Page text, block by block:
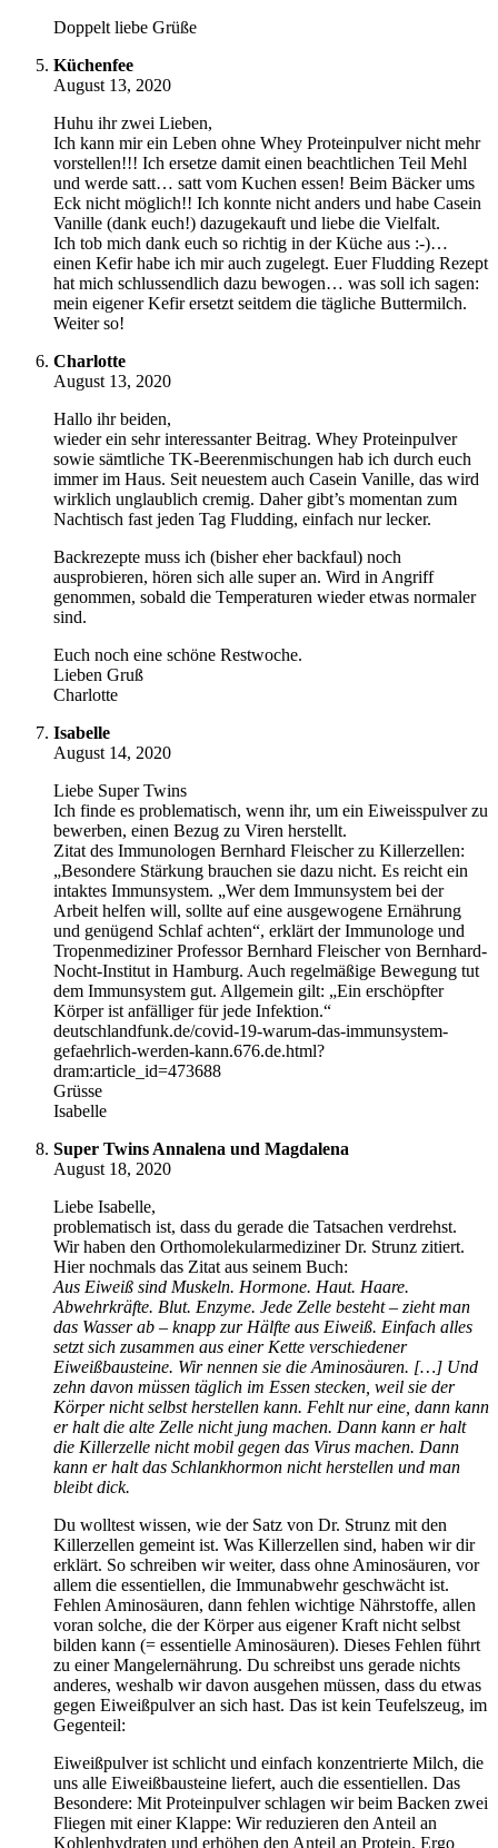
Doppelt liebe Grüße
Küchenfee
August 13, 2020
Huhu ihr zwei Lieben,
Ich kann mir ein Leben ohne Whey Proteinpulver nicht mehr
vorstellen!!! Ich ersetze damit einen beachtlichen Teil Mehl
und werde satt… satt vom Kuchen essen! Beim Bäcker ums
Eck nicht möglich!! Ich konnte nicht anders und habe Casein
Vanille (dank euch!) dazugekauft und liebe die Vielfalt.
Ich tob mich dank euch so richtig in der Küche aus :-)…
einen Kefir habe ich mir auch zugelegt. Euer Fludding Rezept
hat mich schlussendlich dazu bewogen… was soll ich sagen:
mein eigener Kefir ersetzt seitdem die tägliche Buttermilch.
Weiter so!
Charlotte
August 13, 2020
Hallo ihr beiden,
wieder ein sehr interessanter Beitrag. Whey Proteinpulver
sowie sämtliche TK-Beerenmischungen hab ich durch euch
immer im Haus. Seit neuestem auch Casein Vanille, das wird
wirklich unglaublich cremig. Daher gibt’s momentan zum
Nachtisch fast jeden Tag Fludding, einfach nur lecker.
Backrezepte muss ich (bisher eher backfaul) noch
ausprobieren, hören sich alle super an. Wird in Angriff
genommen, sobald die Temperaturen wieder etwas normaler
sind.
Euch noch eine schöne Restwoche.
Lieben Gruß
Charlotte
Isabelle
August 14, 2020
Liebe Super Twins
Ich finde es problematisch, wenn ihr, um ein Eiweisspulver zu
bewerben, einen Bezug zu Viren herstellt.
Zitat des Immunologen Bernhard Fleischer zu Killerzellen:
„Besondere Stärkung brauchen sie dazu nicht. Es reicht ein
intaktes Immunsystem. „Wer dem Immunsystem bei der
Arbeit helfen will, sollte auf eine ausgewogene Ernährung
und genügend Schlaf achten“, erklärt der Immunologe und
Tropenmediziner Professor Bernhard Fleischer von Bernhard-
Nocht-Institut in Hamburg. Auch regelmäßige Bewegung tut
dem Immunsystem gut. Allgemein gilt: „Ein erschöpfter
Körper ist anfälliger für jede Infektion.“
deutschlandfunk.de/covid-19-warum-das-immunsystem-
gefaehrlich-werden-kann.676.de.html?
dram:article_id=473688
Grüsse
Isabelle
Super Twins Annalena und Magdalena
August 18, 2020
Liebe Isabelle,
problematisch ist, dass du gerade die Tatsachen verdrehst.
Wir haben den Orthomolekularmediziner Dr. Strunz zitiert.
Hier nochmals das Zitat aus seinem Buch:
Aus Eiweiß sind Muskeln. Hormone. Haut. Haare.
Abwehrkräfte. Blut. Enzyme. Jede Zelle besteht – zieht man
das Wasser ab – knapp zur Hälfte aus Eiweiß. Einfach alles
setzt sich zusammen aus einer Kette verschiedener
Eiweißbausteine. Wir nennen sie die Aminosäuren. […] Und
zehn davon müssen täglich im Essen stecken, weil sie der
Körper nicht selbst herstellen kann. Fehlt nur eine, dann kann
er halt die alte Zelle nicht jung machen. Dann kann er halt
die Killerzelle nicht mobil gegen das Virus machen. Dann
kann er halt das Schlankhormon nicht herstellen und man
bleibt dick.
Du wolltest wissen, wie der Satz von Dr. Strunz mit den
Killerzellen gemeint ist. Was Killerzellen sind, haben wir dir
erklärt. So schreiben wir weiter, dass ohne Aminosäuren, vor
allem die essentiellen, die Immunabwehr geschwächt ist.
Fehlen Aminosäuren, dann fehlen wichtige Nährstoffe, allen
voran solche, die der Körper aus eigener Kraft nicht selbst
bilden kann (= essentielle Aminosäuren). Dieses Fehlen führt
zu einer Mangelernährung. Du schreibst uns gerade nichts
anderes, weshalb wir davon ausgehen müssen, dass du etwas
gegen Eiweißpulver an sich hast. Das ist kein Teufelszeug, im
Gegenteil:
Eiweißpulver ist schlicht und einfach konzentrierte Milch, die
uns alle Eiweißbausteine liefert, auch die essentiellen. Das
Besondere: Mit Proteinpulver schlagen wir beim Backen zwei
Fliegen mit einer Klappe: Wir reduzieren den Anteil an
Kohlenhydraten und erhöhen den Anteil an Protein. Ergo